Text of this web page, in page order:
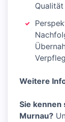
Qualität
Weitere
Sie kennen
Murnau?